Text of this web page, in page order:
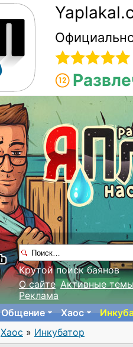
Крутой поиск баянов
О сайте Активные
Реклама
Общение Хаос
Хаос » Инкубатор